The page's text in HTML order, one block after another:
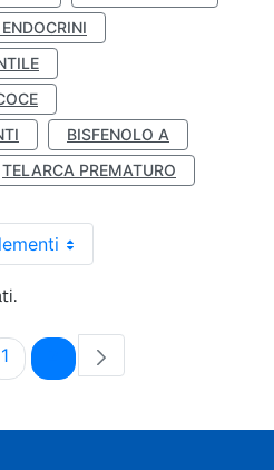
BISFENOLO A
TELARCA PREMATURO
Pagina
1 Pagina